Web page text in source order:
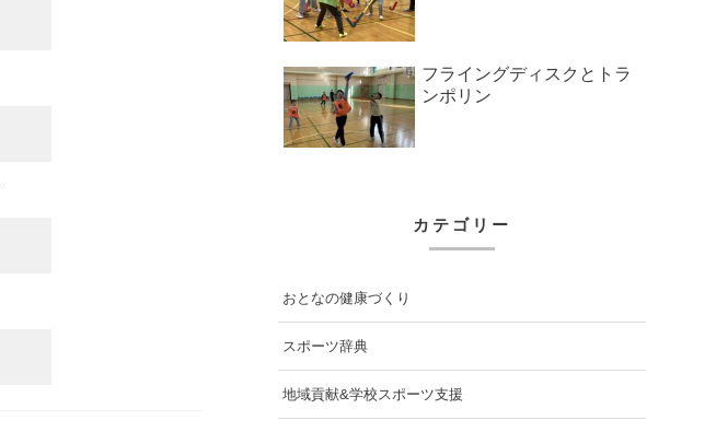
フライングディスクとトラ
ンポリン
カテゴリー
おとなの健康づくり
スポーツ辞典
地域貢献&学校スポーツ支援